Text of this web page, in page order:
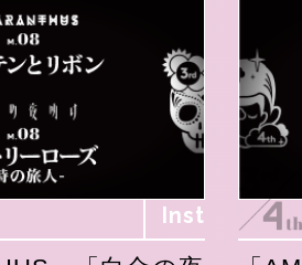
Inst